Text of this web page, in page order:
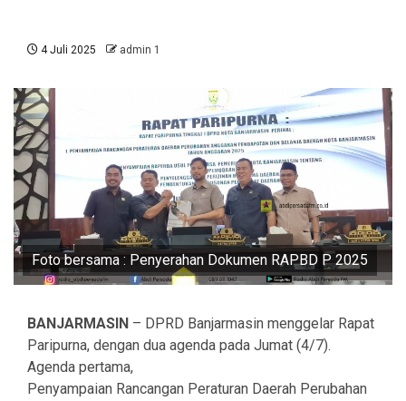
4 Juli 2025 admin 1
Foto bersama : Penyerahan Dokumen RAPBD P 2025
BANJARMASIN – DPRD Banjarmasin menggelar Rapat
Paripurna, dengan dua agenda pada Jumat (4/7).
Agenda pertama,
Penyampaian Rancangan Peraturan Daerah Perubahan